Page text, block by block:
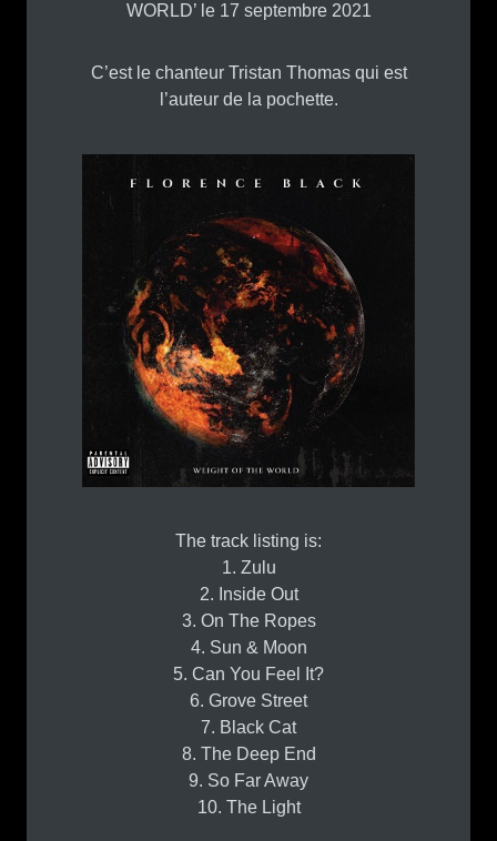
WORLD’ le 17 septembre 2021
C’est le chanteur Tristan Thomas qui est
l’auteur de la pochette.
The track listing is:
1. Zulu
2. Inside Out
3. On The Ropes
4. Sun & Moon
5. Can You Feel It?
6. Grove Street
7. Black Cat
8. The Deep End
9. So Far Away
10. The Light